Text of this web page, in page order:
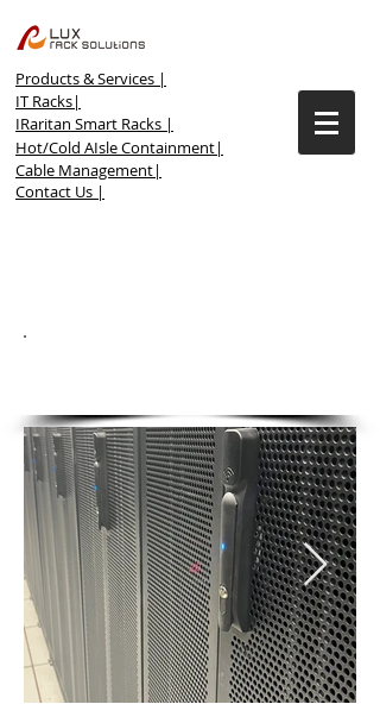
Products & Services |
IT Racks|
IRaritan Smart Racks |
Hot/Cold AIsle Containment|
Cable Management|
Contact Us |